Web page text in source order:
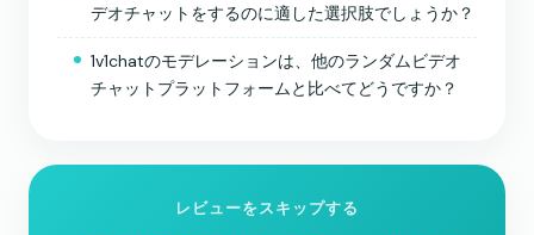
デオチャットをするのに適した選択肢でしょうか？
1v1chatのモデレーションは、他のランダムビデオ
チャットプラットフォームと比べてどうですか？
レビューをスキップする